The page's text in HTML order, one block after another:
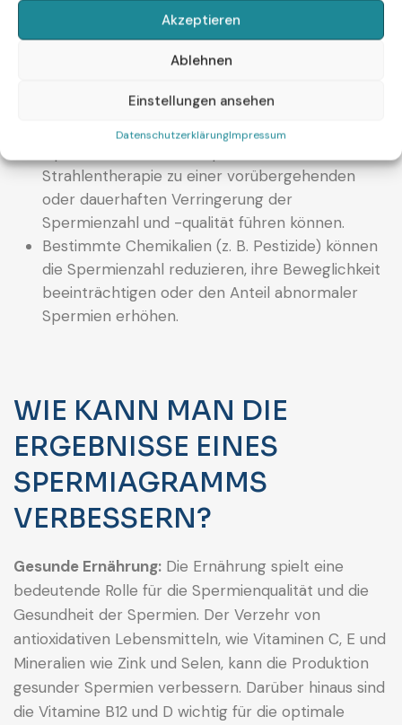
Akzeptieren
Ablehnen
Einstellungen ansehen
DatenschutzerklärungImpressum
Verringerung der Spermienzahl führen.
Männliche Hormone (Testosteron) und
weibliche Hormone (Östrogen) können die
Hodenkrebs kann die männliche Fruchtbarkeit
beeinträchtigen, da Behandlungen wie
Strahlentherapie zu einer vorübergehenden
oder dauerhaften Verringerung der
Spermienzahl und -qualität führen können.
Bestimmte Chemikalien (z. B. Pestizide) können
die Spermienzahl reduzieren, ihre Beweglichkeit
beeinträchtigen oder den Anteil abnormaler
Spermien erhöhen.
WIE KANN MAN DIE
ERGEBNISSE EINES
SPERMIAGRAMMS
VERBESSERN?
Gesunde Ernährung: Die Ernährung spielt eine
bedeutende Rolle für die Spermienqualität und die
Gesundheit der Spermien. Der Verzehr von
antioxidativen Lebensmitteln, wie Vitaminen C, E und
Mineralien wie Zink und Selen, kann die Produktion
gesunder Spermien verbessern. Darüber hinaus sind
die Vitamine B12 und D wichtig für die optimale